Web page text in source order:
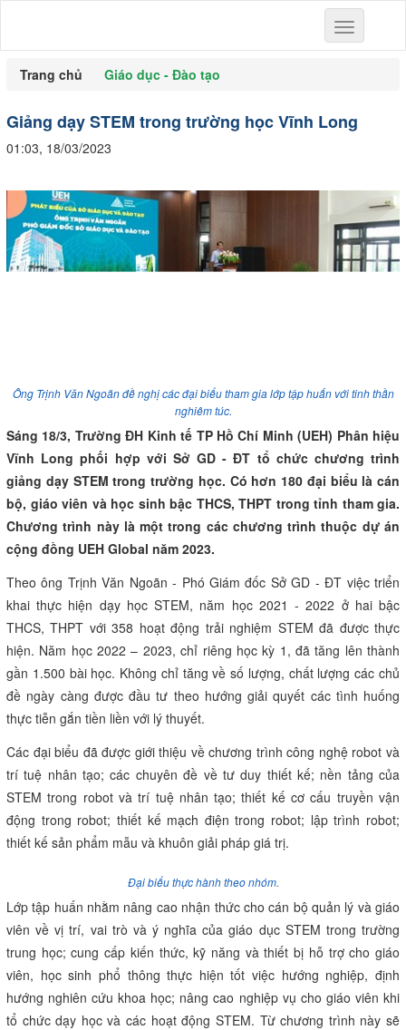
Toggle
navigation
Trang chủ
Giáo dục - Đào tạo
Giảng dạy STEM trong trường học Vĩnh Long
01:03, 18/03/2023
Ông Trịnh Văn Ngoãn đề nghị các đại biểu tham gia lớp tập huấn với tinh thần
nghiêm túc.
Sáng 18/3, Trường ĐH Kinh tế TP Hồ Chí Minh (UEH) Phân hiệu
Vĩnh Long phối hợp với Sở GD - ĐT tổ chức chương trình
giảng dạy STEM trong trường học. Có hơn 180 đại biểu là cán
bộ, giáo viên và học sinh bậc THCS, THPT trong tỉnh tham gia.
Chương trình này là một trong các chương trình thuộc dự án
cộng đồng UEH Global năm 2023.
Theo ông Trịnh Văn Ngoãn - Phó Giám đốc Sở GD - ĐT việc triển
khai thực hiện dạy học STEM, năm học 2021 - 2022 ở hai bậc
THCS, THPT với 358 hoạt động trải nghiệm STEM đã được thực
hiện. Năm học 2022 – 2023, chỉ riêng học kỳ 1, đã tăng lên thành
gần 1.500 bài học. Không chỉ tăng về số lượng, chất lượng các chủ
đề ngày càng được đầu tư theo hướng giải quyết các tình huống
thực tiễn gắn tiền liền với lý thuyết.
Các đại biểu đã được giới thiệu về chương trình công nghệ robot và
trí tuệ nhân tạo; các chuyên đề về tư duy thiết kế; nền tảng của
STEM trong robot và trí tuệ nhân tạo; thiết kế cơ cấu truyền vận
động trong robot; thiết kế mạch điện trong robot; lập trình robot;
thiết kế sản phẩm mẫu và khuôn giải pháp giá trị.
Đại biểu thực hành theo nhóm.
Lớp tập huấn nhằm nâng cao nhận thức cho cán bộ quản lý và giáo
viên về vị trí, vai trò và ý nghĩa của giáo dục STEM trong trường
trung học; cung cấp kiến thức, kỹ năng và thiết bị hỗ trợ cho giáo
viên, học sinh phổ thông thực hiện tốt việc hướng nghiệp, định
hướng nghiên cứu khoa học; nâng cao nghiệp vụ cho giáo viên khi
tổ chức dạy học và các hoạt động STEM. Từ chương trình này sẽ